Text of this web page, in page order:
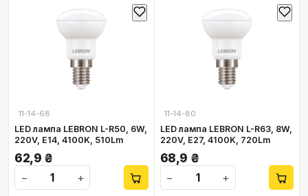
11-14-68
LED лампа LEBRON L-R50, 6W,
220V, E14, 4100K, 510Lm
62,9 ₴
−
+
11-14-80
LED лампа LEBRON L-R63, 8W,
220V, E27, 4100K, 720Lm
68,9 ₴
−
+